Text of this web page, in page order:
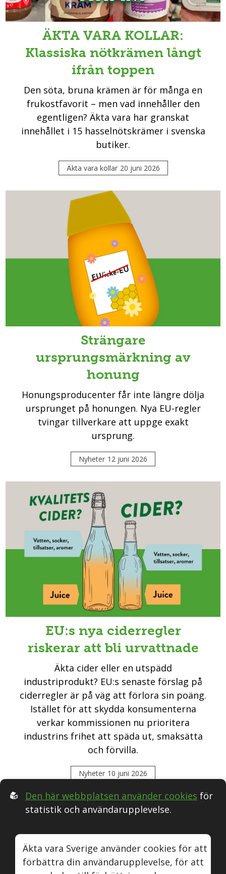
ÄKTA VARA KOLLAR:
Klassiska nötkrämen långt
ifrån toppen
Den söta, bruna krämen är för många en
frukostfavorit – men vad innehåller den
egentligen? Äkta vara har granskat
innehållet i 15 hasselnötskrämer i svenska
butiker.
Äkta vara kollar 20 juni 2026
Strängare
ursprungsmärkning av
honung
Honungsproducenter får inte längre dölja
ursprunget på honungen. Nya EU-regler
tvingar tillverkare att uppge exakt
ursprung.
Nyheter 12 juni 2026
EU:s nya ciderregler
riskerar att bli urvattnade
Äkta cider eller en utspädd
industriprodukt? EU:s senaste förslag på
ciderregler är på väg att förlora sin poäng.
Istället för att skydda konsumenterna
verkar kommissionen nu prioritera
industrins frihet att späda ut, smaksätta
och förvilla.
Nyheter 10 juni 2026
Följ oss i Sociala medier:
Äkta varaNaturvinInstagramYoutube
Den här webbplatsen använder cookies för
statistik och användarupplevelse.
Äkta vara Sverige använder cookies för att
förbättra din användarupplevelse, för att